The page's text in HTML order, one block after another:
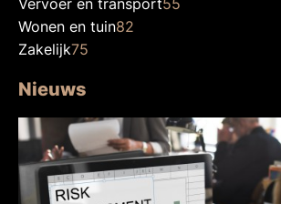
Wonen en tuin82
Zakelijk75
Nieuws